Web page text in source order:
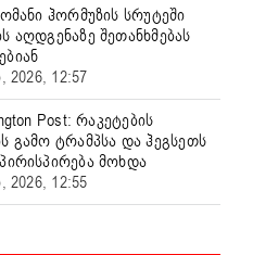
ჰორმუზის სრუტეში
აღდგენაზე შეთანხმებას
2026, 12:57
Post: რაკეტების
გამო ტრამპსა და ჰეგსეთს
მოხდა
2026, 12:55